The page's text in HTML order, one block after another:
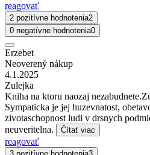
reagovať
2 pozitívne hodnotenia2
0 negatívne hodnotenia0
Erzebet
Neoverený nákup
4.1.2025
Zulejka
Kniha na ktoru naozaj
Sympaticka je jej huzevnatost,
zivotaschopnost ludi v drsnych
neuveritelna.
Čítať viac
reagovať